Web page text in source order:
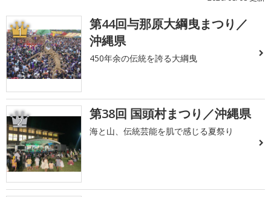
1
第44回与那原大綱曳まつり／
沖縄県
450年余の伝統を誇る大綱曳
2 第38回 国頭村まつり／沖縄県
海と山、伝統芸能を肌で感じる夏祭り